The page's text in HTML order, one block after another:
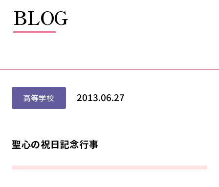
BLOG
高等学校 2013.06.27
聖心の祝日記念行事